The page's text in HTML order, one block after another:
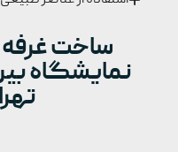
ساخت
نمایشگاه
تهران